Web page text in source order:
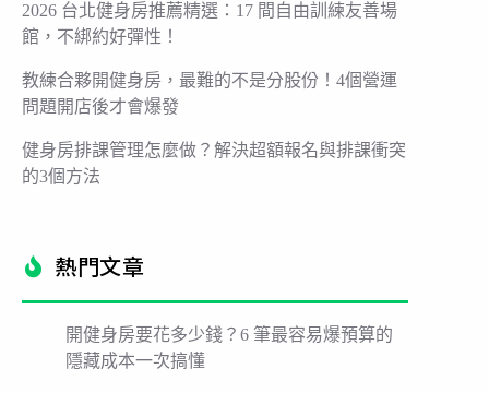
2026 台北健身房推薦精選：17 間自由訓練友善場
館，不綁約好彈性！
教練合夥開健身房，最難的不是分股份！4個營運
問題開店後才會爆發
健身房排課管理怎麼做？解決超額報名與排課衝突
的3個方法
熱門文章​
開健身房要花多少錢？6 筆最容易爆預算的
隱藏成本一次搞懂